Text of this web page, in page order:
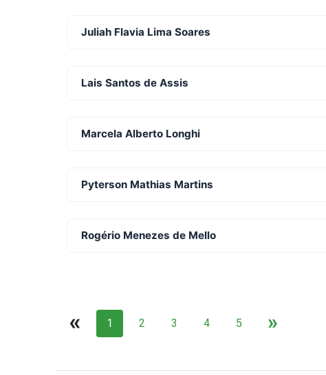
Juliah Flavia Lima Soares
Lais Santos de Assis
Marcela Alberto Longhi
Pyterson Mathias Martins
Rogério Menezes de Mello
« 1 2 3 4 5 »